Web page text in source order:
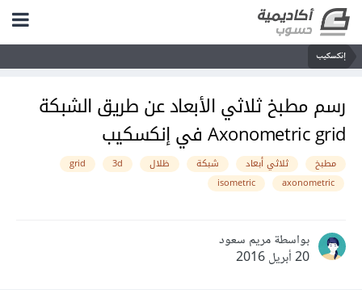
إنكسكيب
رسم مطبخ ثلاثي الأبعاد عن طريق الشبكة
Axonometric grid في إنكسكيب
مطبخ ثلاثي أبعاد شبكة ظلال 3d
grid
axonometric
isometric
بواسطة مريم سعود
20 أبريل 2016